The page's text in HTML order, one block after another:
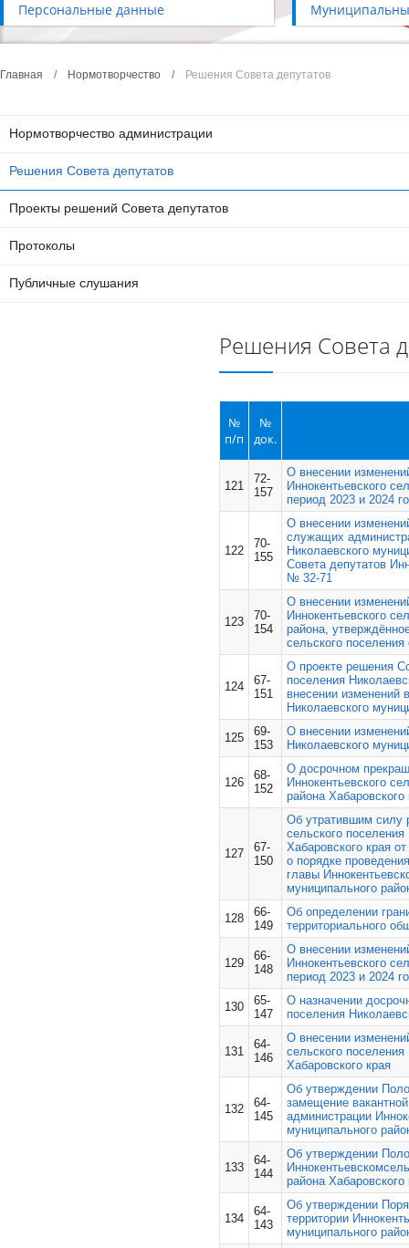
Персональные данные
Главная / Нормотворчество / Решения Совета депутатов
Нормотворчество администрации
Решения Совета депутатов
Проекты решений Совета депутатов
Протоколы
Публичные слушания
Решения Совета
№
п/п
№
док.
121
72-
157
О внесении
Иннокентьевского
период 2023 и 2024
122
70-
155
О внесении
служащих
Николаевского
Совета депутатов
№ 32-71
123
70-
154
О внесении
Иннокентьевского
района,
сельского
124
67-
151
О проекте решения
поселения
внесении изменений
Николаевского
125
69-
153
О внесении
Николаевского
126
68-
152
О досрочном
Иннокентьевского
района
127
67-
150
Об утратившим силу
сельского
Хабаровского края
о порядке
главы
муниципального
128
66-
149
Об определении
территориального
129
66-
148
О внесении
Иннокентьевского
период 2023 и 2024
130
65-
147
О назначении
поселения
131
64-
146
О внесении
сельского
Хабаровского края
132
64-
145
Об утверждении
замещение
администрации
муниципального
133
64-
144
Об утверждении
района Хабаровского
134
64-
143
Об утверждении
территории
муниципального